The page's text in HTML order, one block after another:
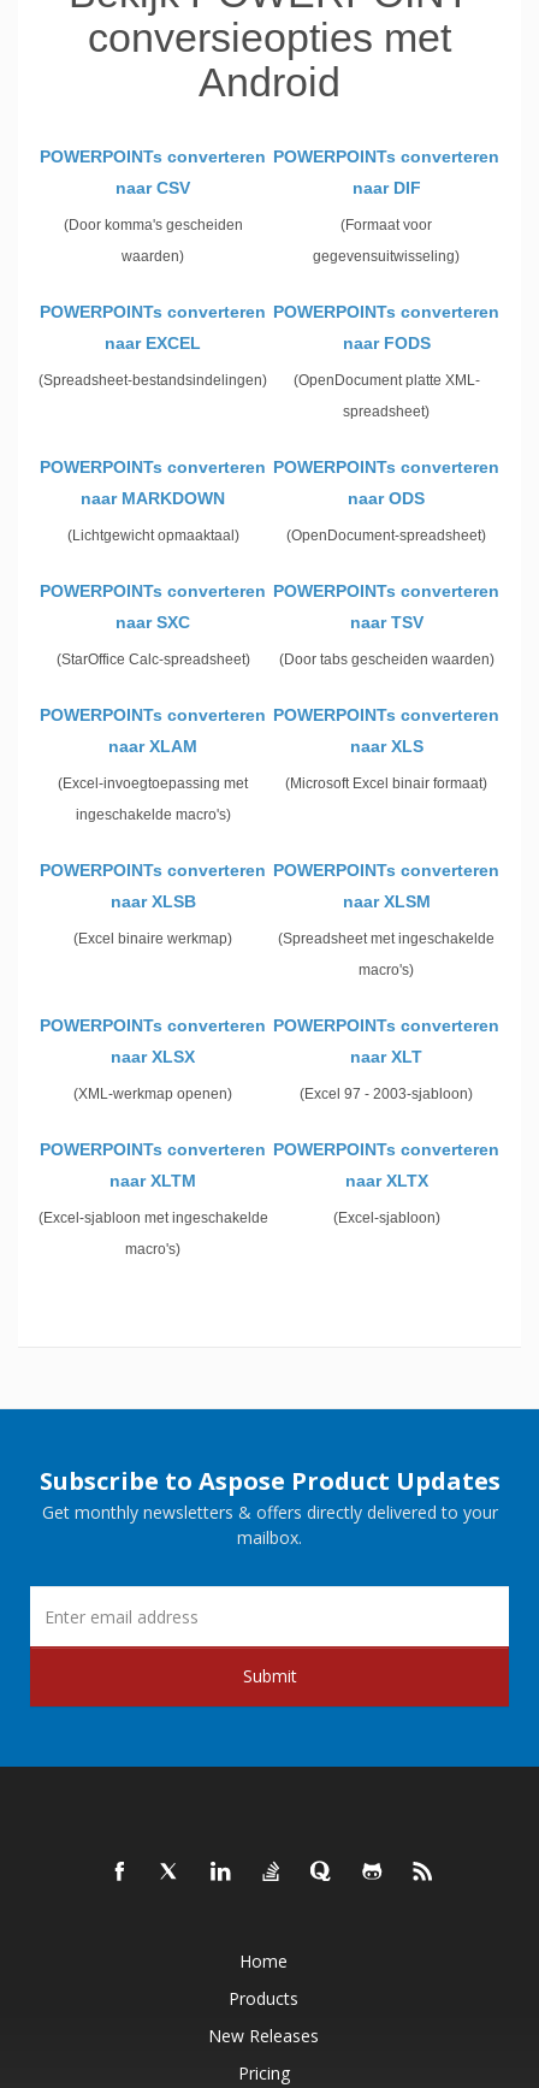
conversieopties met
Android
POWERPOINTs converteren
naar CSV
(Door komma's gescheiden
waarden)
POWERPOINTs converteren
naar DIF
(Formaat voor
gegevensuitwisseling)
POWERPOINTs converteren
naar EXCEL
(Spreadsheet-bestandsindelingen)
POWERPOINTs converteren
naar FODS
(OpenDocument platte XML-
spreadsheet)
POWERPOINTs converteren
naar MARKDOWN
(Lichtgewicht opmaaktaal)
POWERPOINTs converteren
naar ODS
(OpenDocument-spreadsheet)
POWERPOINTs converteren
naar SXC
(StarOffice Calc-spreadsheet)
POWERPOINTs converteren
naar TSV
(Door tabs gescheiden waarden)
POWERPOINTs converteren
naar XLAM
(Excel-invoegtoepassing met
ingeschakelde macro's)
POWERPOINTs converteren
naar XLS
(Microsoft Excel binair formaat)
POWERPOINTs converteren
naar XLSB
(Excel binaire werkmap)
POWERPOINTs converteren
naar XLSM
(Spreadsheet met ingeschakelde
macro's)
POWERPOINTs converteren
naar XLSX
(XML-werkmap openen)
POWERPOINTs converteren
naar XLT
(Excel 97 - 2003-sjabloon)
POWERPOINTs converteren
naar XLTM
(Excel-sjabloon met ingeschakelde
macro's)
POWERPOINTs converteren
naar XLTX
(Excel-sjabloon)
Subscribe to Aspose Product Updates
Get monthly newsletters & offers directly delivered to your
mailbox.
Submit
Home
Products
New Releases
Pricing